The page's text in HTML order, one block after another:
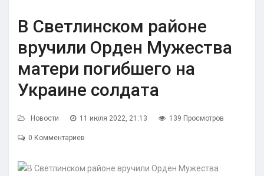
В Светлинском районе
вручили Орден Мужества
матери погибшего на
Украине солдата
Новости 11 июля 2022, 21:13 139 Просмотров
0 Комментариев